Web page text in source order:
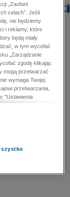
„Zaufani
celach”. Jeśli
nie będziemy
i reklamy, które
będą miały
w tym wycofać
„Zarządzanie
zgodę klikając
mogą przetwarzać
wymaga Twojej
przetwarzania,
"Ustawienia
przez
mogą zostać
reklam i